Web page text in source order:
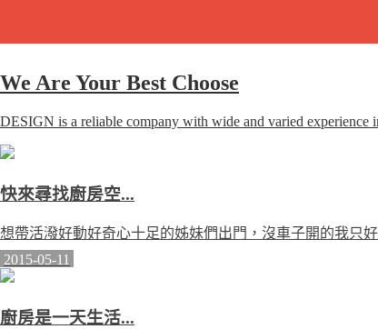
We Are Your Best Choose
DESIGN is a reliable company with wide and varied experience
快來尋找廚房空...
想帶活潑好動好奇心十足的姊妹們出門，沒車子開的我只
2015-05-11
廚房是一天生活...